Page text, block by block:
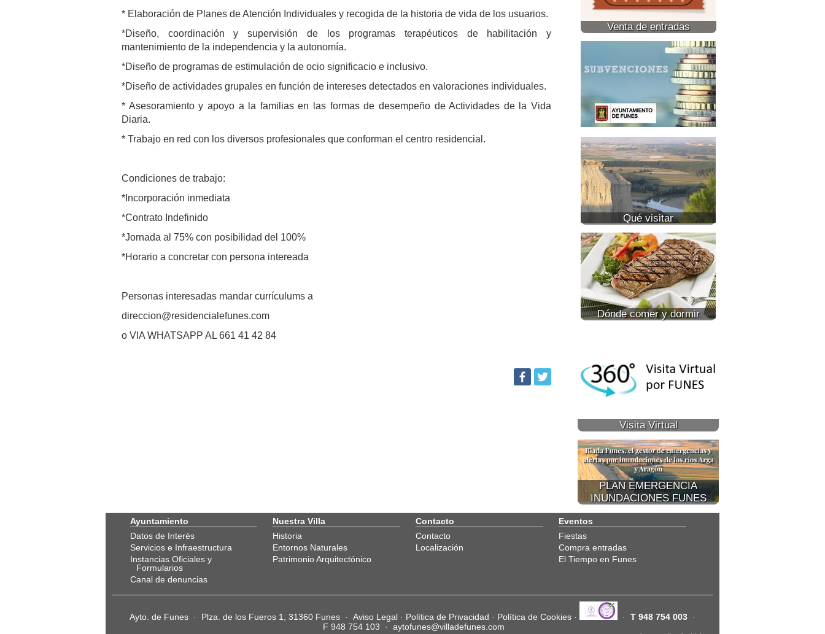
* Elaboración de Planes de Atención Individuales y recogida de la historia de vida de los usuarios.
*Diseño, coordinación y supervisión de los programas terapéuticos de habilitación y
mantenimiento de la independencia y la autonomía.
*Diseño de programas de estimulación de ocio significacio e inclusivo.
*Diseño de actividades grupales en función de intereses detectados en valoraciones individuales.
* Asesoramiento y apoyo a la familias en las formas de desempeño de Actividades de la Vida
Diaria.
* Trabajo en red con los diversos profesionales que conforman el centro residencial.
Condiciones de trabajo:
*Incorporación inmediata
*Contrato Indefinido
*Jornada al 75% con posibilidad del 100%
*Horario a concretar con persona intereada
Personas interesadas mandar currículums a
direccion@residencialefunes.com
o VIA WHATSAPP AL 661 41 42 84
Venta de entradas
Qué visitar
Dónde comer y dormir
Visita Virtual
PLAN EMERGENCIA
INUNDACIONES FUNES
Ayuntamiento
Datos de Interés
Servicios e Infraestructura
Instancias Oficiales y
Formularios
Canal de denuncias
Nuestra Villa
Historia
Entornos Naturales
Patrimonio Arquitectónico
Contacto
Contacto
Localización
Eventos
Fiestas
Compra entradas
El Tiempo en Funes
Ayto. de Funes · Plza. de los Fueros 1, 31360 Funes · Aviso Legal · Política de Privacidad · Política de Cookies · · T 948 754 003 ·
F 948 754 103 · aytofunes@villadefunes.com